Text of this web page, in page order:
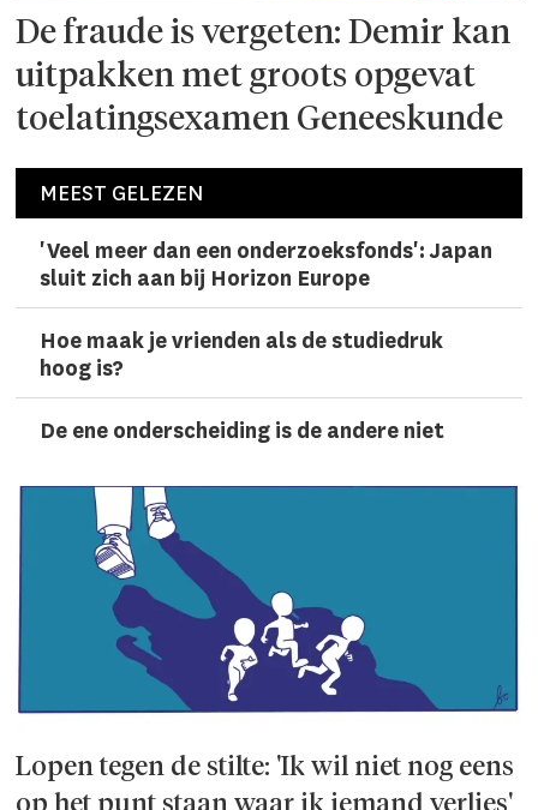
De fraude is vergeten: Demir kan
uitpakken met groots opgevat
toelatingsexamen Geneeskunde
MEEST GELEZEN
'Veel meer dan een onderzoeks­fonds': Japan
sluit zich aan bij Horizon Europe
Hoe maak je vrienden als de studiedruk
hoog is?
De ene onderscheiding is de andere niet
Lopen tegen de stilte: 'Ik wil niet nog eens